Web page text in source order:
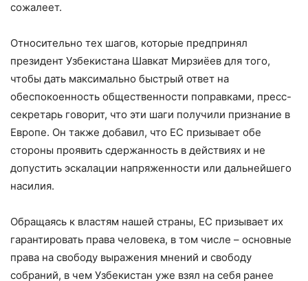
сожалеет.
Относительно тех шагов, которые предпринял
президент Узбекистана Шавкат Мирзиёев для того,
чтобы дать максимально быстрый ответ на
обеспокоенность общественности поправками, пресс-
секретарь говорит, что эти шаги получили признание в
Европе. Он также добавил, что ЕС призывает обе
стороны проявить сдержанность в действиях и не
допустить эскалации напряженности или дальнейшего
насилия.
Обращаясь к властям нашей страны, ЕС призывает их
гарантировать права человека, в том числе – основные
права на свободу выражения мнений и свободу
собраний, в чем Узбекистан уже взял на себя ранее